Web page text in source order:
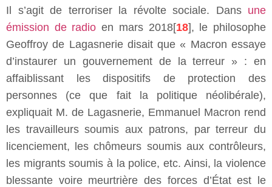
Il s’agit de terroriser la révolte sociale. Dans une
émission de radio en mars 2018[18], le philosophe
Geoffroy de Lagasnerie disait que « Macron essaye
d’instaurer un gouvernement de la terreur » : en
affaiblissant les dispositifs de protection des
personnes (ce que fait la politique néolibérale),
expliquait M. de Lagasnerie, Emmanuel Macron rend
les travailleurs soumis aux patrons, par terreur du
licenciement, les chômeurs soumis aux contrôleurs,
les migrants soumis à la police, etc. Ainsi, la violence
blessante voire meurtrière des forces d’État est le